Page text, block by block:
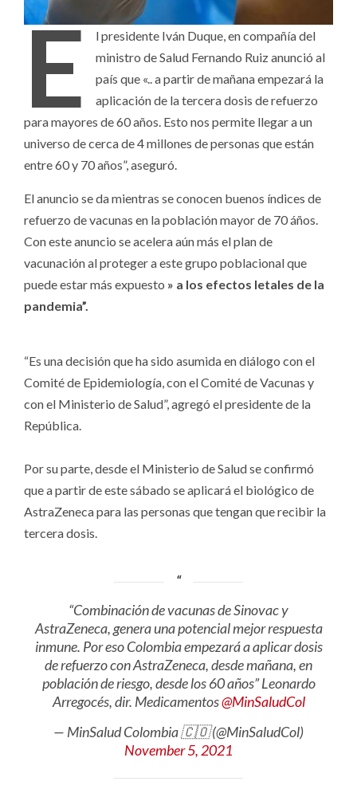
E
l presidente Iván Duque, en compañía del
ministro de Salud Fernando Ruiz anunció al
país que «.. a partir de mañana empezará la
aplicación de la tercera dosis de refuerzo
para mayores de 60 años. Esto nos permite llegar a un
universo de cerca de 4 millones de personas que están
entre 60 y 70 años”, aseguró.
El anuncio se da mientras se conocen buenos índices de
refuerzo de vacunas en la población mayor de 70 áños.
Con este anuncio se acelera aún más el plan de
vacunación al proteger a este grupo poblacional que
puede estar más expuesto » a los efectos letales de la
pandemia”.
“Es una decisión que ha sido asumida en diálogo con el
Comité de Epidemiología, con el Comité de Vacunas y
con el Ministerio de Salud”, agregó el presidente de la
República.
Por su parte, desde el Ministerio de Salud se confirmó
que a partir de este sábado se aplicará el biológico de
AstraZeneca para las personas que tengan que recibir la
tercera dosis.
“Combinación de vacunas de Sinovac y
AstraZeneca, genera una potencial mejor respuesta
inmune. Por eso Colombia empezará a aplicar dosis
de refuerzo con AstraZeneca, desde mañana, en
población de riesgo, desde los 60 años” Leonardo
Arregocés, dir. Medicamentos@MinSaludCol
— MinSalud Colombia 🇨🇴 (@MinSaludCol)
November 5, 2021